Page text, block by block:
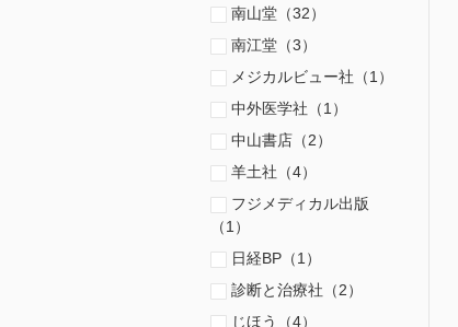
南山堂（32）
南江堂（3）
メジカルビュー社（1）
中外医学社（1）
中山書店（2）
羊土社（4）
フジメディカル出版
（1）
日経BP（1）
診断と治療社（2）
じほう（4）